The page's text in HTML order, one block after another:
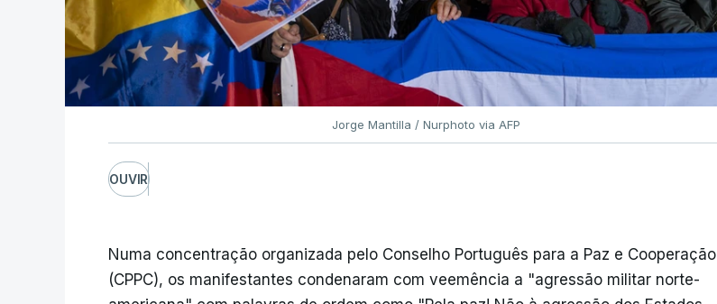
Jorge Mantilla / Nurphoto via AFP
OUVIR
Numa concentração organizada pelo Conselho Português para a Paz e Cooperação
(CPPC), os manifestantes condenaram com veemência a "agressão militar norte-